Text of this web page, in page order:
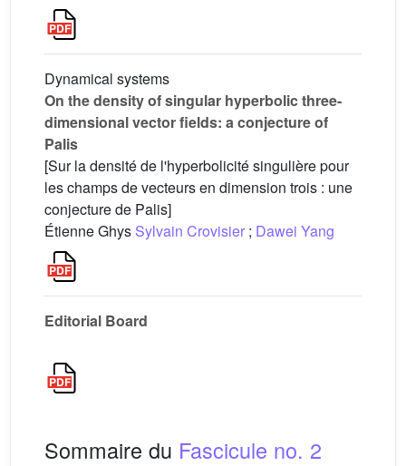
Dynamical systems
On the density of singular hyperbolic three-
dimensional vector fields: a conjecture of
Palis
[Sur la densité de l'hyperbolicité singulière pour
les champs de vecteurs en dimension trois : une
conjecture de Palis]
Étienne Ghys Sylvain Crovisier ; Dawei Yang
Editorial Board
Sommaire du Fascicule no. 2